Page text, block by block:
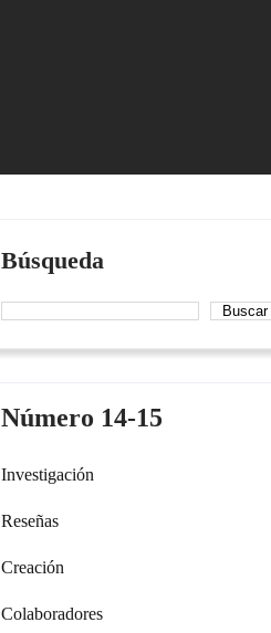
Búsqueda
Buscar
Número 14-15
Investigación
Reseñas
Creación
Colaboradores